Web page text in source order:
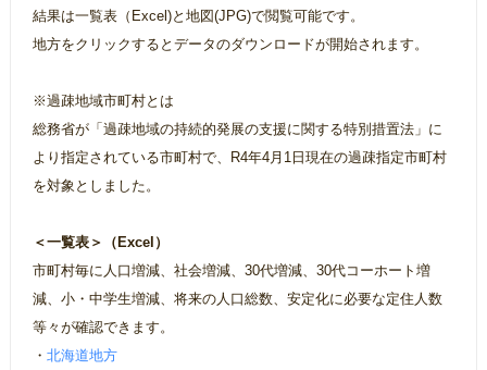
結果は一覧表（Excel)と地図(JPG)で閲覧可能です。
地方をクリックするとデータのダウンロードが開始されます。
※過疎地域市町村とは
総務省が「過疎地域の持続的発展の支援に関する特別措置法」に
より指定されている市町村で、R4年4月1日現在の過疎指定市町村
を対象としました。
＜一覧表＞（Excel）
市町村毎に人口増減、社会増減、30代増減、30代コーホート増
減、小・中学生増減、将来の人口総数、安定化に必要な定住人数
等々が確認できます。
・ 北海道地方